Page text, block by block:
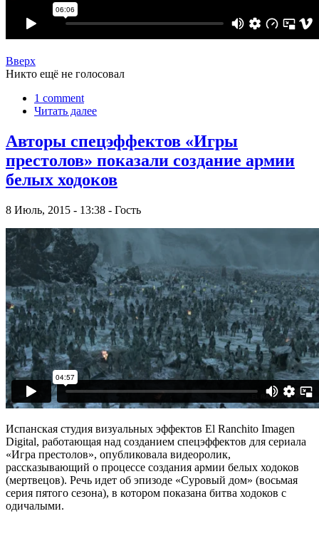
Вверх
Никто ещё не голосовал
1 comment
Читать далее
Авторы спецэффектов «Игры
престолов» показали создание армии
белых ходоков
8 Июль, 2015 - 13:38 - Гость
Испанская студия визуальных эффектов El Ranchito Imagen
Digital, работающая над созданием спецэффектов для сериала
«Игра престолов», опубликовала видеоролик,
рассказывающий о процессе создания армии белых ходоков
(мертвецов). Речь идет об эпизоде «Суровый дом» (восьмая
серия пятого сезона), в котором показана битва ходоков с
одичалыми.